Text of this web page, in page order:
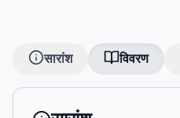
सारांश विवरण